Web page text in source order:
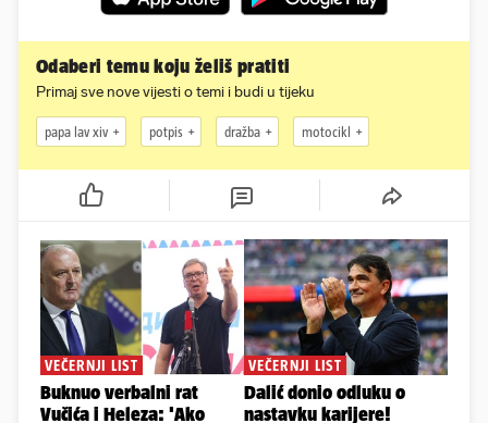
Odaberi temu koju želiš pratiti
Primaj sve nove vijesti o temi i budi u tijeku
papa lav xiv potpis dražba motocikl